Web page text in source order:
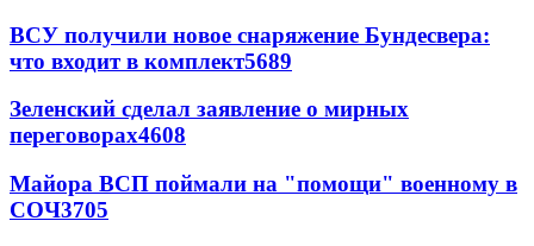
ВСУ получили новое снаряжение Бундесвера:
что входит в комплект5689
Зеленский сделал заявление о мирных
переговорах4608
Майора ВСП поймали на "помощи" военному в
СОЧ3705